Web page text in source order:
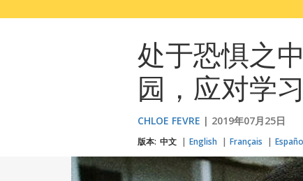
处于恐惧之
园，应对学
CHLOE FEVRE 2019年07月25日
版本: 中文 English Français